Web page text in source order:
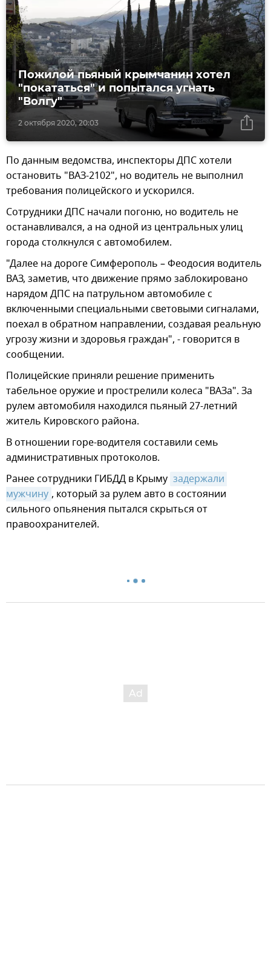
2 октября 2020, 20:03
Пожилой пьяный крымчанин хотел
"покататься" и попытался угнать
"Волгу"
По данным ведомства, инспекторы ДПС хотели
остановить "ВАЗ-2102", но водитель не выполнил
требования полицейского и ускорился.
Сотрудники ДПС начали погоню, но водитель не
останавливался, а на одной из центральных улиц
города столкнулся с автомобилем.
"Далее на дороге Симферополь – Феодосия водитель
ВАЗ, заметив, что движение прямо заблокировано
нарядом ДПС на патрульном автомобиле с
включенными специальными световыми сигналами,
поехал в обратном направлении, создавая реальную
угрозу жизни и здоровья граждан", - говорится в
сообщении.
Полицейские приняли решение применить
табельное оружие и прострелили колеса "ВАЗа". За
рулем автомобиля находился пьяный 27-летний
житель Кировского района.
В отношении горе-водителя составили семь
административных протоколов.
Ранее сотрудники ГИБДД в Крыму задержали
мужчину , который за рулем авто в состоянии
сильного опьянения пытался скрыться от
правоохранителей.